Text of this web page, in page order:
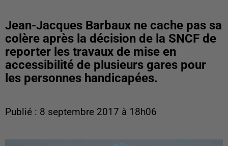
Jean-Jacques Barbaux ne cache pas sa
colère après la décision de la SNCF de
reporter les travaux de mise en
accessibilité de plusieurs gares pour
les personnes handicapées.
Publié : 8 septembre 2017 à 18h06